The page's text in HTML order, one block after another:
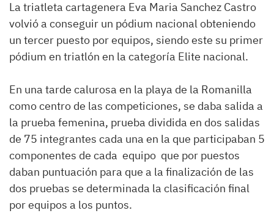
La triatleta cartagenera Eva Maria Sanchez Castro
volvió a conseguir un pódium nacional obteniendo
un tercer puesto por equipos, siendo este su primer
pódium en triatlón en la categoría Elite nacional.
En una tarde calurosa en la playa de la Romanilla
como centro de las competiciones, se daba salida a
la prueba femenina, prueba dividida en dos salidas
de 75 integrantes cada una en la que participaban 5
componentes de cada equipo que por puestos
daban puntuación para que a la finalización de las
dos pruebas se determinada la clasificación final
por equipos a los puntos.